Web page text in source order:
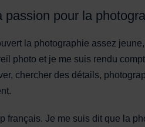
pour la
la photographie assez
photo et je me suis rendu
chercher des détails,
français. Je me suis dit que la